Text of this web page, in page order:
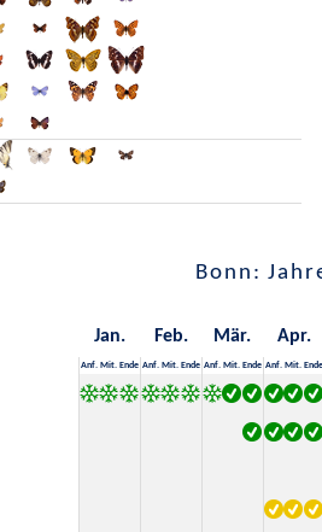
Bonn:
Jan. Feb. Mär. Apr.
Anf. Mit. Ende Anf. Mit. Ende Anf. Mit. Ende Anf. Mit. Ende